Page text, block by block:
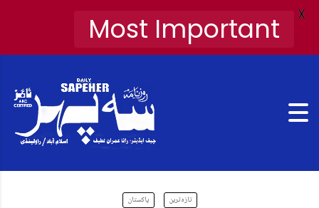
پاکستان تازہ ترین
Most Important X